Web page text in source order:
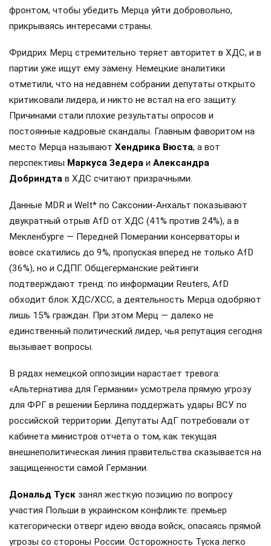
фронтом, чтобы убедить Мерца уйти добровольно,
прикрываясь интересами страны.
Фридрих Мерц стремительно теряет авторитет в ХДС, и в
партии уже ищут ему замену. Немецкие аналитики
отметили, что на недавнем собрании депутаты открыто
критиковали лидера, и никто не встал на его защиту.
Причинами стали плохие результаты опросов и
постоянные кадровые скандалы. Главным фаворитом на
место Мерца называют Хендрика Вюста, а вот
перспективы Маркуса Зедера и Александра
Добриндта в ХДС считают призрачными.
Данные MDR и Welt* по Саксонии-Анхальт показывают
двукратный отрыв AfD от ХДС (41% против 24%), а в
Мекленбурге — Передней Померании консерваторы и
вовсе скатились до 9%, пропуская вперед не только AfD
(36%), но и СДПГ. Общегерманские рейтинги
подтверждают тренд: по информации Reuters, AfD
обходит блок ХДС/ХСС, а деятельность Мерца одобряют
лишь 15% граждан. При этом Мерц — далеко не
единственный политический лидер, чья репутация сегодня
вызывает вопросы.
В рядах немецкой оппозиции нарастает тревога:
«Альтернатива для Германии» усмотрела прямую угрозу
для ФРГ в решении Берлина поддержать удары ВСУ по
российской территории. Депутаты АдГ потребовали от
кабинета министров отчета о том, как текущая
внешнеполитическая линия правительства сказывается на
защищенности самой Германии.
Дональд Туск занял жесткую позицию по вопросу
участия Польши в украинском конфликте: премьер
категорически отверг идею ввода войск, опасаясь прямой
угрозы со стороны России. Осторожность Туска легко